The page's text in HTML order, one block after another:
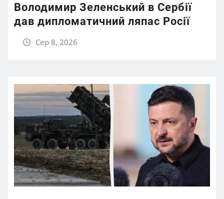
Володимир Зеленський в Сербії
дав дипломатичний ляпас Росії
Сер 8, 2026